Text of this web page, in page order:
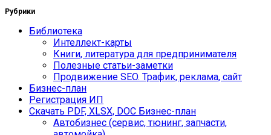
Рубрики
Библиотека
Интеллект-карты
Книги, литература для предпринимателя
Полезные статьи-заметки
Продвижение SEO. Трафик, реклама, сайт
Бизнес-план
Регистрация ИП
Скачать PDF, XLSX, DOC Бизнес-план
Автобизнес (сервис, тюнинг, запчасти,